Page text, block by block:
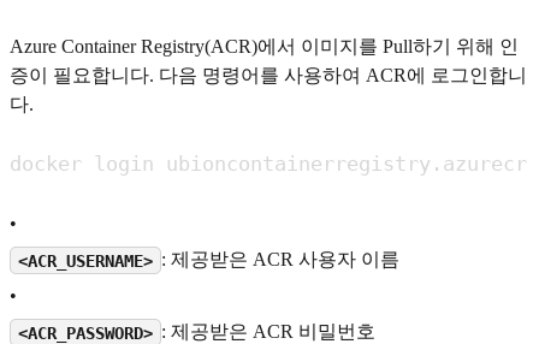
Azure Container Registry(ACR)에서 이미지를 Pull하기 위해 인
증이 필요합니다. 다음 명령어를 사용하여 ACR에 로그인합니
다.
•
<ACR_USERNAME> : 제공받은 ACR 사용자 이름
•
<ACR_PASSWORD> : 제공받은 ACR 비밀번호